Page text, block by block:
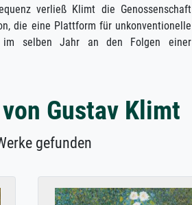
verließ Klimt die Genossenschaft
die eine Plattform für unkonventionelle
selben Jahr an den Folgen einer
Gustav Klimt
gefunden